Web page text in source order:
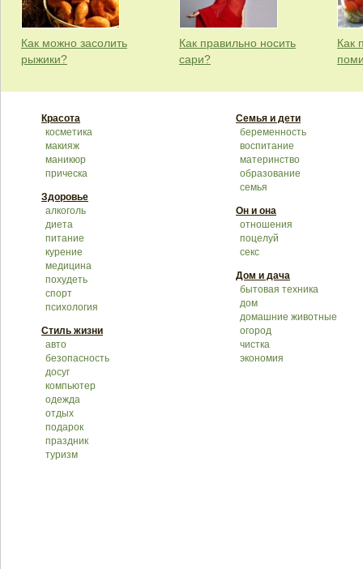
Как можно засолить
рыжики?
Как правильно носить
сари?
Как
Красота
косметика
макияж
маникюр
прическа
Здоровье
алкоголь
диета
питание
курение
медицина
похудеть
спорт
психология
Стиль жизни
авто
безопасность
досуг
компьютер
одежда
отдых
подарок
праздник
туризм
Семья и дети
беременность
воспитание
материнство
образование
семья
Он и она
отношения
поцелуй
секс
Дом и дача
бытовая техника
дом
домашние животные
огород
чистка
экономия